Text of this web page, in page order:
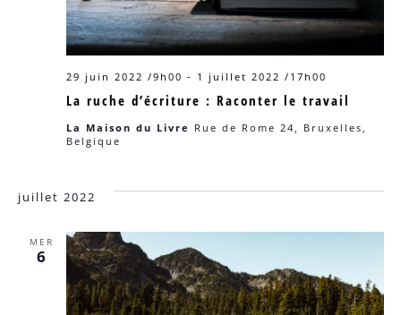
La ruche d’écriture : Raconter le travail
29 juin 2022 /9h00 - 1 juillet 2022 /17h00
La Maison du Livre Rue de Rome 24, Bruxelles,
Belgique
juillet 2022
MER
6